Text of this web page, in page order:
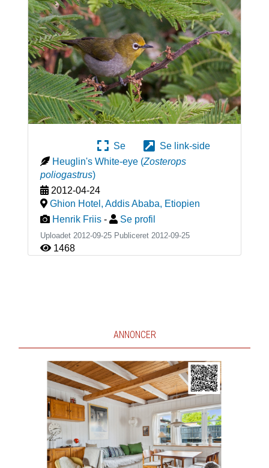
Se
Se link-side
Heuglin's White-eye (Zosterops
poliogastrus)
2012-04-24
Ghion Hotel, Addis Ababa, Etiopien
Henrik Friis - Se profil
Uploadet 2012-09-25 Publiceret 2012-09-25
1468
ANNONCER